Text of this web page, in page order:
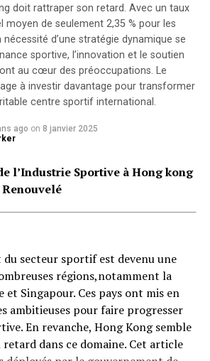
doit rattraper son retard. Avec un taux
moyen de seulement 2,35 % pour les
d’une stratégie dynamique se
sportive, l’innovation et le soutien
au cœur des préoccupations. Le
à investir davantage pour transformer
centre sportif international.
ago on 8 janvier 2025
l’Industrie Sportive à Hong kong
Renouvelé
secteur sportif est devenu une
régions,notamment la
Singapour. Ces pays ont mis en
ambitieuses pour faire progresser
En revanche, Hong Kong semble
dans ce domaine. Cet article